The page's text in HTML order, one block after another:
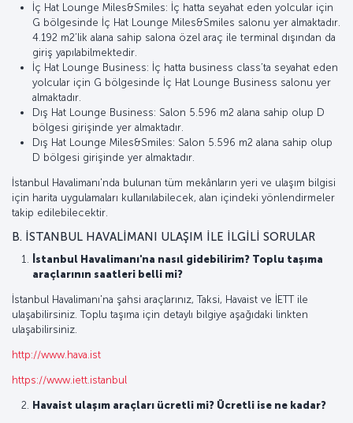
İç Hat Lounge Miles&Smiles: İç hatta seyahat eden yolcular için
G bölgesinde İç Hat Lounge Miles&Smiles salonu yer almaktadır.
4.192 m2’lik alana sahip salona özel araç ile terminal dışından da
giriş yapılabilmektedir.
İç Hat Lounge Business: İç hatta business class’ta seyahat eden
yolcular için G bölgesinde İç Hat Lounge Business salonu yer
almaktadır.
Dış Hat Lounge Business: Salon 5.596 m2 alana sahip olup D
bölgesi girişinde yer almaktadır.
Dış Hat Lounge Miles&Smiles: Salon 5.596 m2 alana sahip olup
D bölgesi girişinde yer almaktadır.
İstanbul Havalimanı'nda bulunan tüm mekânların yeri ve ulaşım bilgisi
için harita uygulamaları kullanılabilecek, alan içindeki yönlendirmeler
takip edilebilecektir.
B. İSTANBUL HAVALİMANI ULAŞIM İLE İLGİLİ SORULAR
İstanbul Havalimanı'na nasıl gidebilirim? Toplu taşıma
araçlarının saatleri belli mi?
İstanbul Havalimanı'na şahsi araçlarınız, Taksi, Havaist ve İETT ile
ulaşabilirsiniz. Toplu taşıma için detaylı bilgiye aşağıdaki linkten
ulaşabilirsiniz.
http://www.hava.ist
https://www.iett.istanbul
Havaist ulaşım araçları ücretli mi? Ücretli ise ne kadar?